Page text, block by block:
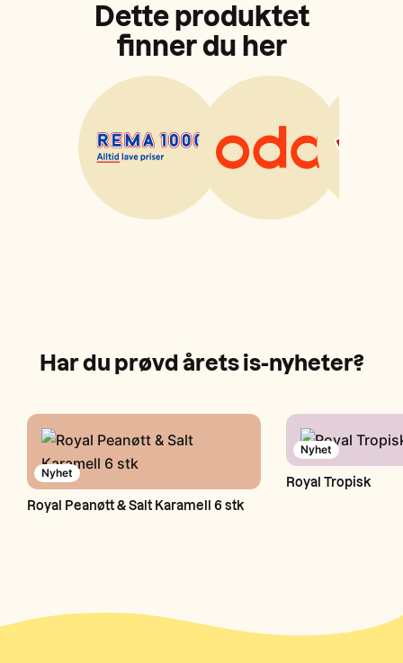
Dette produktet
finner du her
Har du prøvd årets is-nyheter?
Nyhet
Royal Peanøtt & Salt Karamell 6 stk
Nyhet
Royal Tropisk